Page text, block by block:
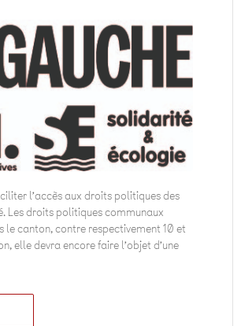
l’accès aux droits politiques des
Les droits politiques communaux
le canton, contre respectivement 10 et
elle devra encore faire l’objet d’une